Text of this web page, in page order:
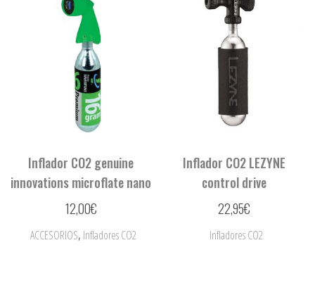
Inflador CO2 genuine
innovations microflate nano
12,00€
ACCESORIOS, Infladores CO2
Inflador CO2 LEZYNE
control drive
22,95€
Infladores CO2